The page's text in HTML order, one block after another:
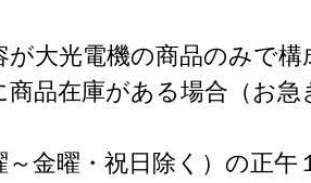
大光電機の商品のみで構
品在庫がある場合（お急
金曜・祝日除く）の正午